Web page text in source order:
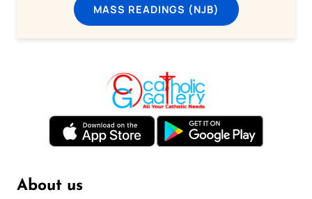
MASS READINGS (NJB)
About us